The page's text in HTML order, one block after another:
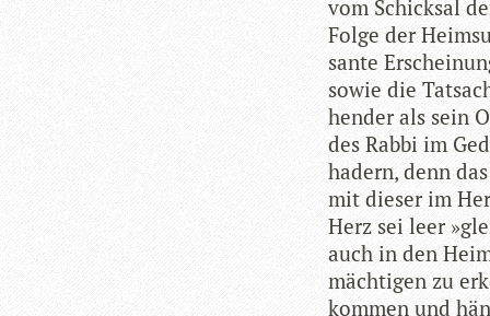
vom Schick­sal
Folge der
sante
sowie die
hen­der als sein
des Rabbi im
hadern, denn
mit die­ser im
Herz sei leer
auch in den
mäch­ti­gen zu
kom­men und